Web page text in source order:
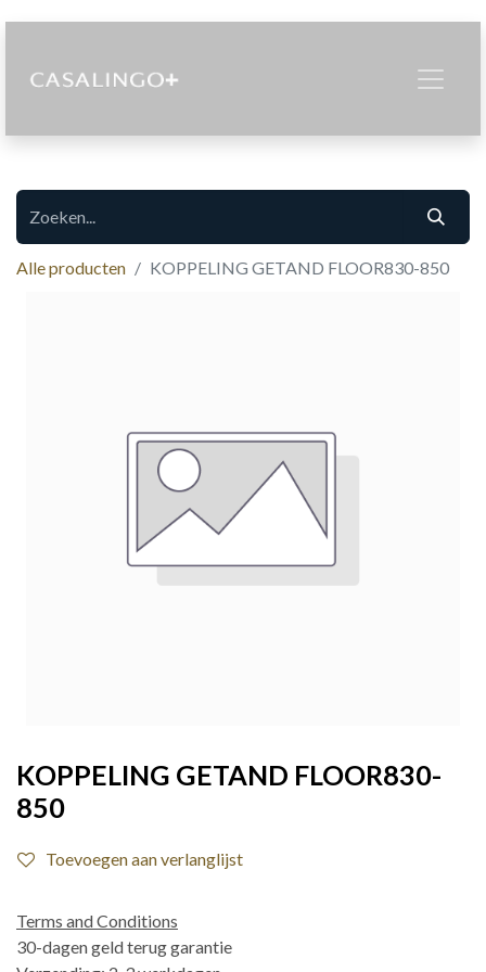
Alle producten KOPPELING GETAND FLOOR830-850
KOPPELING GETAND FLOOR830-
850
Toevoegen aan verlanglijst
Terms and Conditions
30-dagen geld terug garantie